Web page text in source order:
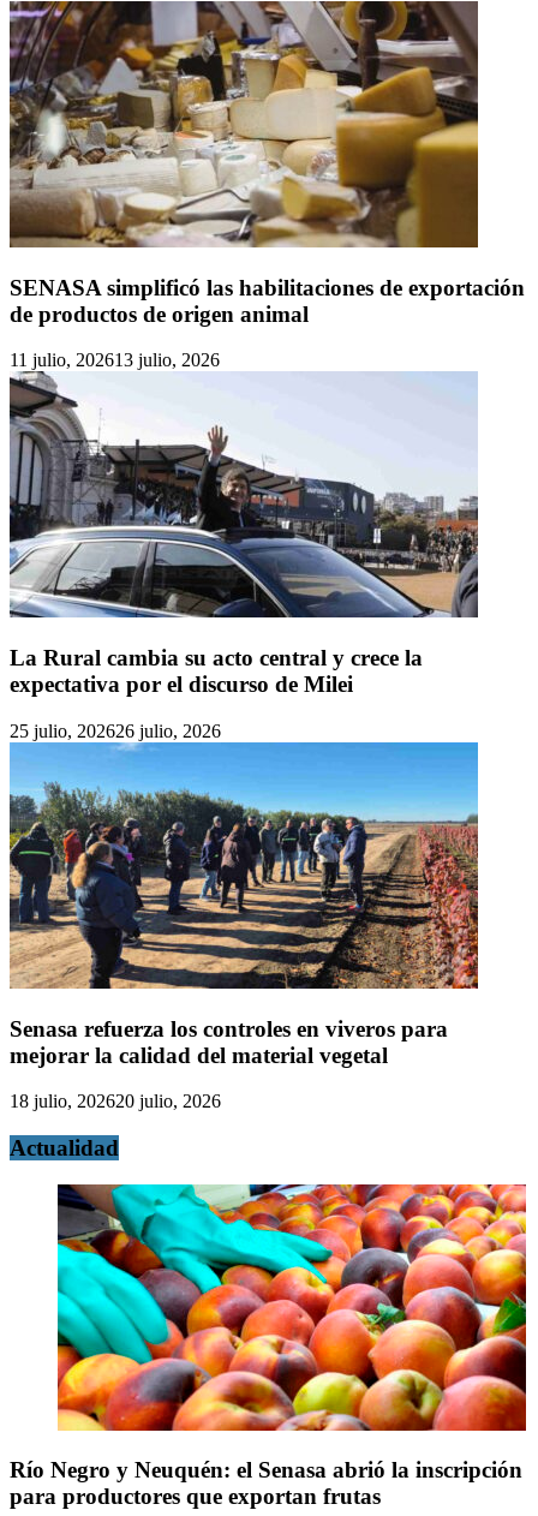
SENASA simplificó las habilitaciones de exportación
de productos de origen animal
11 julio, 202613 julio, 2026
La Rural cambia su acto central y crece la
expectativa por el discurso de Milei
25 julio, 202626 julio, 2026
Senasa refuerza los controles en viveros para
mejorar la calidad del material vegetal
18 julio, 202620 julio, 2026
Actualidad
Río Negro y Neuquén: el Senasa abrió la inscripción
para productores que exportan frutas